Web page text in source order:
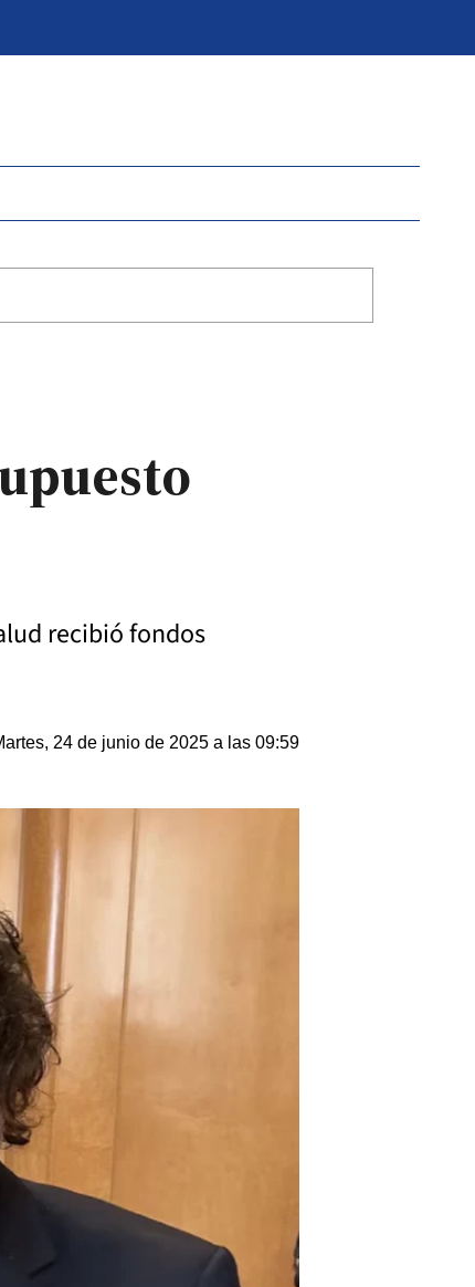
recibió fondos
24 de junio de 2025 a las 09:59